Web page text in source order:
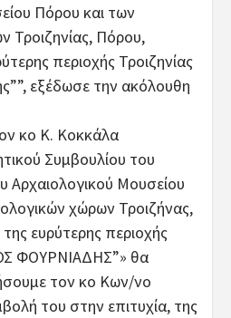
Πόρου και των
Τροιζηνίας, Πόρου,
περιοχής Τροιζηνίας
εξέδωσε την ακόλουθη
κο Κ. Κοκκάλα
Συμβουλίου του
Αρχαιολογικού Μουσείου
χώρων Τροιζήνας,
ευρύτερης περιοχής
ΦΟΥΡΝΙΑΔΗΣ”» θα
τον κο Κων/νο
του στην επιτυχία, της